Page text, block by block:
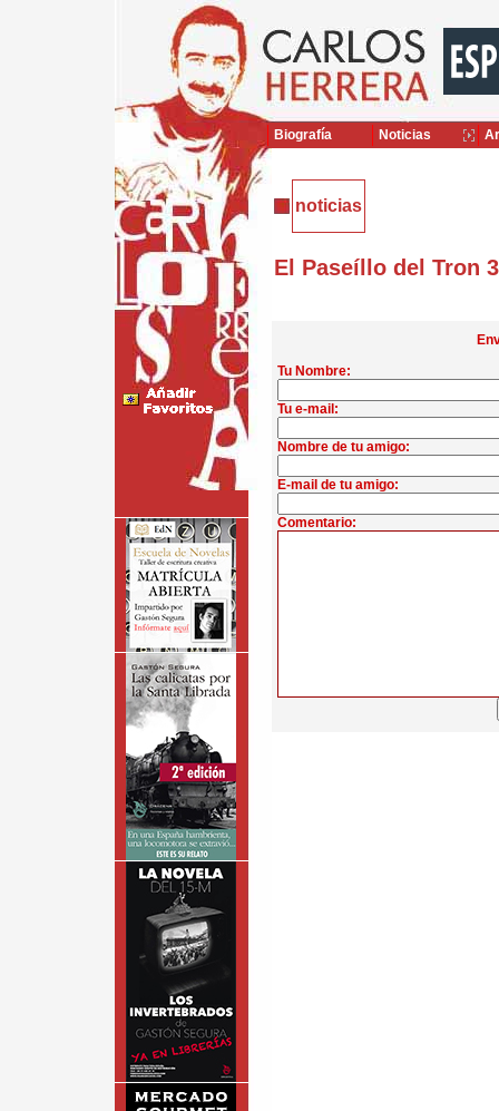
noticias
El Paseíllo del Tron
Tu Nombre:
Tu e-mail:
Nombre de tu amigo:
E-mail de tu amigo:
Comentario:
Biografía Noticias